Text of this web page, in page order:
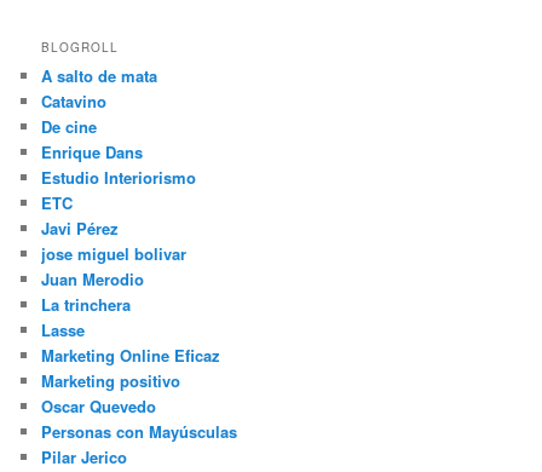
BLOGROLL
A salto de mata
Catavino
De cine
Enrique Dans
Estudio Interiorismo
ETC
Javi Pérez
jose miguel bolivar
Juan Merodio
La trinchera
Lasse
Marketing Online Eficaz
Marketing positivo
Oscar Quevedo
Personas con Mayúsculas
Pilar Jerico